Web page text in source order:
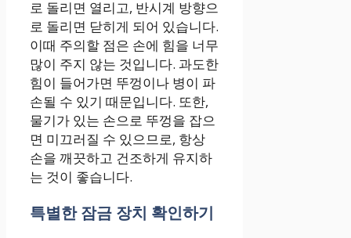
로 돌리면 열리고, 반시계 방향으
로 돌리면 닫히게 되어 있습니다.
이때 주의할 점은 손에 힘을 너무
많이 주지 않는 것입니다. 과도한
힘이 들어가면 뚜껑이나 병이 파
손될 수 있기 때문입니다. 또한,
물기가 있는 손으로 뚜껑을 잡으
면 미끄러질 수 있으므로, 항상
손을 깨끗하고 건조하게 유지하
는 것이 좋습니다.
특별한 잠금 장치 확인하기